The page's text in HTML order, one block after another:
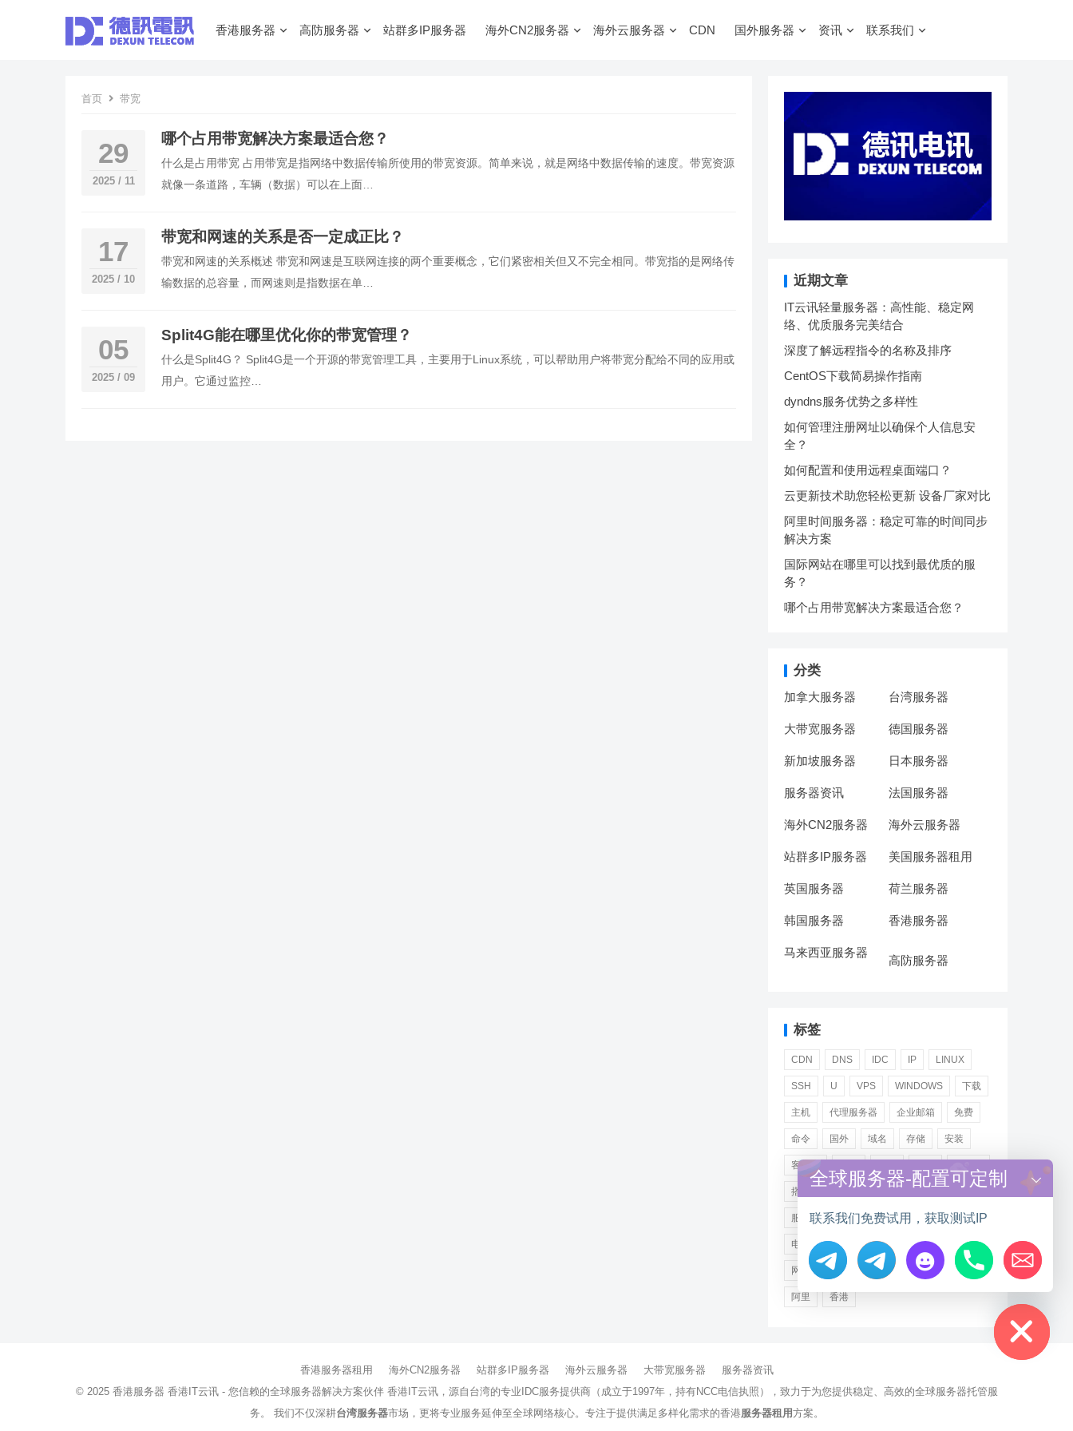
香港服务器 高防服务器 站群多IP服务器 海外CN2服务器 海外云服务器 CDN 国外服务器 资讯 联系我们
首页 带宽
29
2025 / 11
哪个占用带宽解决方案最适合您？
什么是占用带宽 占用带宽是指网络中数据传输所使用的带宽资源。简单来说，就是网络中数据传输的速度。带宽资源
就像一条道路，车辆（数据）可以在上面…
17
2025 / 10
带宽和网速的关系是否一定成正比？
带宽和网速的关系概述 带宽和网速是互联网连接的两个重要概念，它们紧密相关但又不完全相同。带宽指的是网络传
输数据的总容量，而网速则是指数据在单…
05
2025 / 09
Split4G能在哪里优化你的带宽管理？
什么是Split4G？ Split4G是一个开源的带宽管理工具，主要用于Linux系统，可以帮助用户将带宽分配给不同的应用或
用户。它通过监控…
近期文章
IT云讯轻量服务器：高性能、稳定网
络、优质服务完美结合
深度了解远程指令的名称及排序
CentOS下载简易操作指南
dyndns服务优势之多样性
如何管理注册网址以确保个人信息安
全？
如何配置和使用远程桌面端口？
云更新技术助您轻松更新 设备厂家对比
阿里时间服务器：稳定可靠的时间同步
解决方案
国际网站在哪里可以找到最优质的服
务？
哪个占用带宽解决方案最适合您？
分类
加拿大服务器 台湾服务器
大带宽服务器 德国服务器
新加坡服务器 日本服务器
服务器资讯 法国服务器
海外CN2服务器 海外云服务器
站群多IP服务器 美国服务器租用
英国服务器 荷兰服务器
韩国服务器 香港服务器
马来西亚服务器
高防服务器
标签
CDN DNS IDC IP LINUX
SSH U VPS WINDOWS 下载
主机 代理服务器 企业邮箱 免费
命令 国外 域名 存储 安装
客户端
搭建 操作步骤 文件 服务
服务器 注册 海外 游戏 用户
电讯 登录 百度 租用 网站
网络 腾讯 虚拟主机 证书 配置
阿里 香港
香港服务器租用 海外CN2服务器 站群多IP服务器 海外云服务器 大带宽服务器
服务器资讯
© 2025 香港服务器 香港IT云讯 - 您信赖的全球服务器解决方案伙伴 香港IT云讯，源自台湾的专业IDC服务提供商（成立于1997年，持有NCC电信执照），致力于为您提供稳定、高效的全球服务器托管服
务。 我们不仅深耕台湾服务器市场，更将专业服务延伸至全球网络核心。专注于提供满足多样化需求的香港服务器租用方案。
Hide chaty
全球服务器-配置可定制
联系我们免费试用，获取测试IP